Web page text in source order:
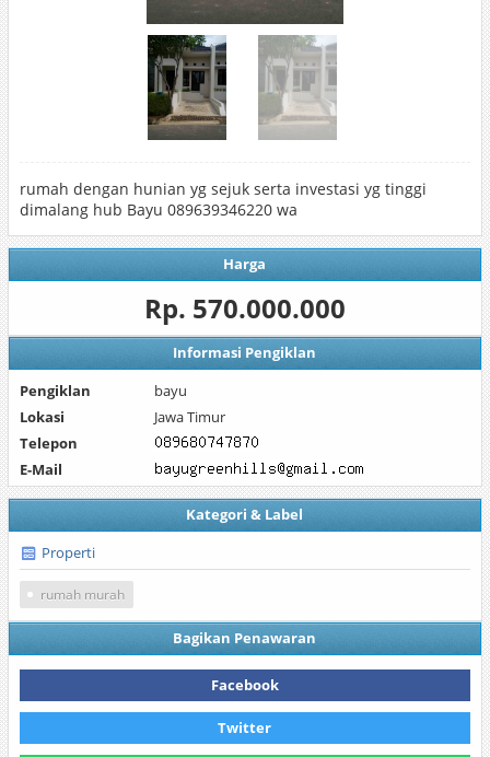
rumah dengan hunian yg sejuk serta investasi yg tinggi
dimalang hub Bayu 089639346220 wa
Harga
Rp. 570.000.000
Informasi Pengiklan
Pengiklan
bayu
Lokasi
Jawa Timur
Telepon
E-Mail
Kategori & Label
Properti
rumah murah
Bagikan Penawaran
Facebook
Twitter